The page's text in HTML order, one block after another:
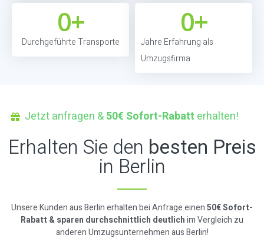
Durchgeführte Transporte
0+
Jahre Erfahrung als
Umzugsfirma
0+
Jetzt anfragen &50€ Sofort-Rabatt erhalten!
Erhalten Sie den besten Preis
in Berlin
Unsere Kunden aus Berlin erhalten bei Anfrage einen50€ Sofort-
Rabatt & sparen durchschnittlich deutlichim Vergleich zu
anderen Umzugsunternehmen aus Berlin!